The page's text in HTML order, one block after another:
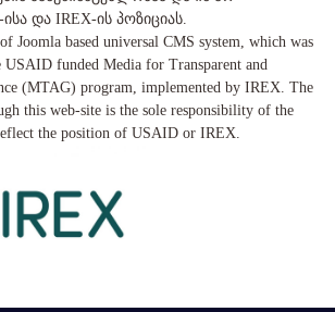
და IREX-ის პოზიციას.
Joomla based universal CMS system, which was
USAID funded Media for Transparent and
(MTAG) program, implemented by IREX. The
this web-site is the sole responsibility of the
the position of USAID or IREX.